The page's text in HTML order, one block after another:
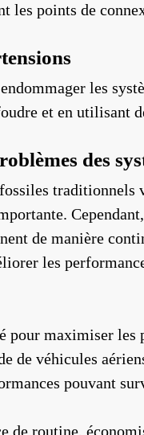
les points de
les
et en utilisant
des
de manière
les
maximiser
de véhicules
pouvant
de routine,